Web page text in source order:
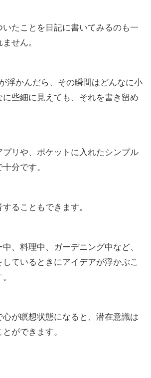
たことを日記に書いてみるのも一
せん。
浮かんだら、その瞬間はどんなに小
に些細に見えても、それを書き留め
リや、ポケットに入れたシンプル
分です。
ることもできます。
、料理中、ガーデニング中など、
ているときにアイデアが浮かぶこ
心が瞑想状態になると、潜在意識は
ができます。